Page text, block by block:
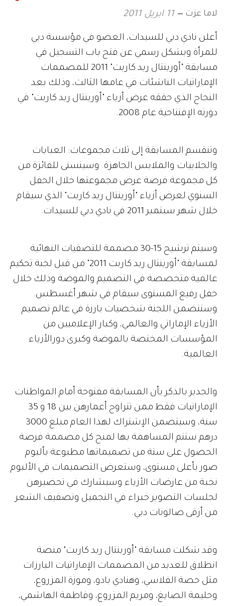
لاما عزت 11 ابريل 2011
أعلن نادي دبي للسيدات، العضو في مؤسسة دبي
للمرأة وبشكل رسمي عن فتح باب التسجيل في
مسابقة "أورينتال ريد كاربت" 2011 للمصممات
الإماراتيات الناشئات في عامها الثالث، وذلك بعد
النجاح الذي حققه عرض أزياء "أورينتال ريد كاربت" في
دورته الإفتتاحية عام 2008.
وتنقسم المسابقة إلى ثلاث مجموعات: العبايات
والجلابيات والملابس الجاهزة. وسيتسنى للفائزة من
كل مجموعة فرصة عرض مجموعتها خلال الحفل
السنوي لعرض أزياء "أورينتال ريد كاربت" الذي سيقام
خلال شهر سبتمبر 2011 في نادي دبي للسيدات.
وسيتم ترشيح 15-30 مصممة للتصفيات النهائية
لمسابقة "أورينتال ريد كاربت 2011" من قبل لجنة تحكيم
عالمية متخصصة في التصميم والموضة وذلك خلال
حفل رفيع المستوى سيقام في شهر أغسطس.
وستتضمن اللجنة شخصيات بارزة في عالم تصميم
الأزياء الإماراتي والعالمي، وكبار الإعلاميين من
المؤسسات المختصة بالموضة وكبرى دورالأزياء
العالمية.
والجدير بالذكر بأن المسابقة مفتوحة أمام المواطنات
الإماراتيات فقط ممن تتراوح أعمارهن بين 18 و 35
سنة، وسيتضمن الإشتراك لهذا العام مبلغ 3000
درهم ستتم المساهمة بها لمنح كل مصممة فرصة
الحصول على ستة من تصميماتها مطبوعة بألبوم
صور بأعلى مستوى، وستعرض التصميمات في الألبوم
نخبة من عارضات الأزياء وسيشارك في تحضيرهن
لجلسات التصوير خبراء في التجميل وتصفيف الشعر
من أرقى صالونات دبي.
وقد شكلت مسابقة "أورينتال ريد كاربت" منصة
انطلاق للعديد من المصممات الإماراتيات البارزات
مثل حصة الفلاسي، وهنادي بادو، وموزة المزروع،
وحليمة الصايغ، ومريم المزروع، وفاطمة الهاشمي،